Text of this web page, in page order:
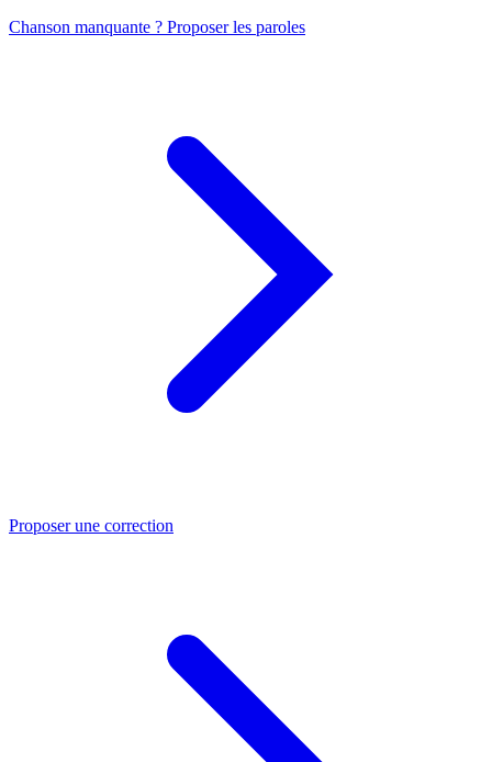
Chanson manquante ? Proposer les paroles
Proposer une correction